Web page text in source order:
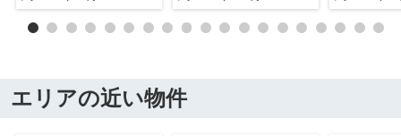
エリアの近い物件